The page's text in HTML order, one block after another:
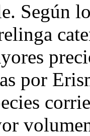
Según
por